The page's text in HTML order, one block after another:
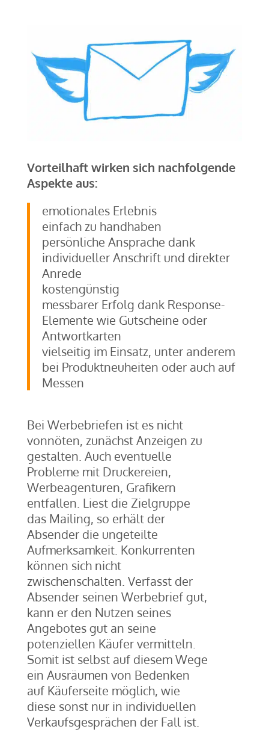
Vorteilhaft wirken sich nachfolgende
Aspekte aus:
emotionales Erlebnis
einfach zu handhaben
persönliche Ansprache dank
individueller Anschrift und direkter
Anrede
kostengünstig
messbarer Erfolg dank Response-
Elemente wie Gutscheine oder
Antwortkarten
vielseitig im Einsatz, unter anderem
bei Produktneuheiten oder auch auf
Messen
Bei Werbebriefen ist es nicht
vonnöten, zunächst Anzeigen zu
gestalten. Auch eventuelle
Probleme mit Druckereien,
Werbeagenturen, Grafikern
entfallen. Liest die Zielgruppe
das Mailing, so erhält der
Absender die ungeteilte
Aufmerksamkeit. Konkurrenten
können sich nicht
zwischenschalten. Verfasst der
Absender seinen Werbebrief gut,
kann er den Nutzen seines
Angebotes gut an seine
potenziellen Käufer vermitteln.
Somit ist selbst auf diesem Wege
ein Ausräumen von Bedenken
auf Käuferseite möglich, wie
diese sonst nur in individuellen
Verkaufsgesprächen der Fall ist.